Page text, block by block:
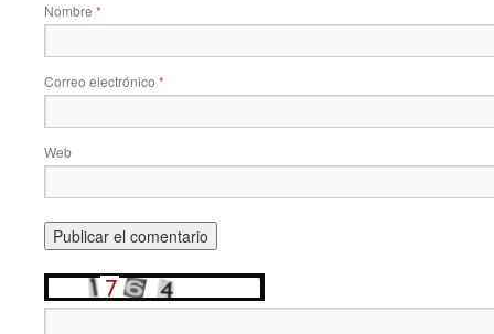
Nombre *
Correo electrónico *
Web